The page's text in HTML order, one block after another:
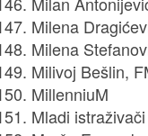
Milena
Milena
Milivoj Bešlin,
MillenniuM
Mladi